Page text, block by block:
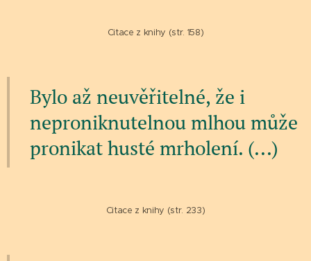
Citace z knihy (str. 158)
Bylo až neuvěřitelné, že i
neproniknutelnou mlhou může
pronikat husté mrholení. (...)
Citace z knihy (str. 233)